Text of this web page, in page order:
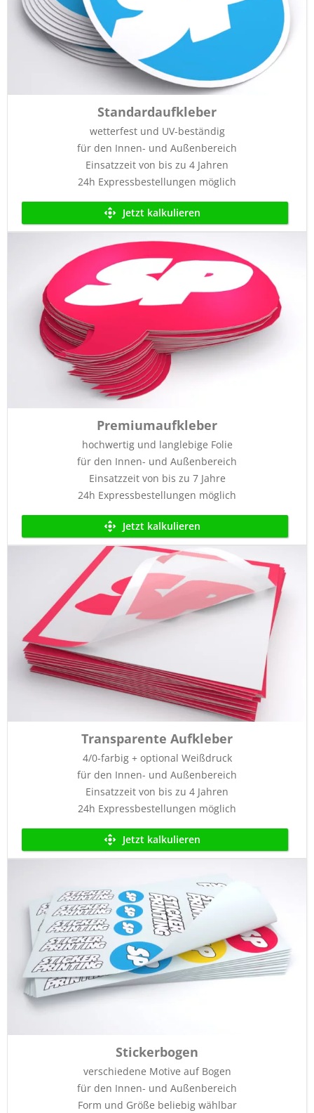
Standardaufkleber
wetterfest und UV-beständig
für den Innen- und Außenbereich
Einsatzzeit von bis zu 4 Jahren
24h Expressbestellungen möglich
Jetzt kalkulieren
Premiumaufkleber
hochwertig und langlebige Folie
für den Innen- und Außenbereich
Einsatzzeit von bis zu 7 Jahre
24h Expressbestellungen möglich
Jetzt kalkulieren
Transparente Aufkleber
4/0-farbig + optional Weißdruck
für den Innen- und Außenbereich
Einsatzzeit von bis zu 4 Jahren
24h Expressbestellungen möglich
Jetzt kalkulieren
Stickerbogen
verschiedene Motive auf Bogen
für den Innen- und Außenbereich
Form und Größe beliebig wählbar